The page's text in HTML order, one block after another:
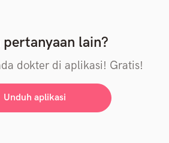
pertanyaan lain?
dokter di aplikasi! Gratis!
Unduh aplikasi